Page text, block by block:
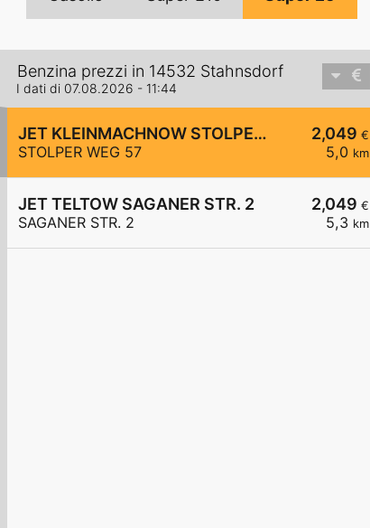
Benzina prezzi in 14532 Stahnsdorf
I dati di 07.08.2026 - 11:44
2,049 €
5,0 km
JET KLEINMACHNOW STOLPER WEG 57
STOLPER WEG 57
2,049 €
5,3 km
JET TELTOW SAGANER STR. 2
SAGANER STR. 2